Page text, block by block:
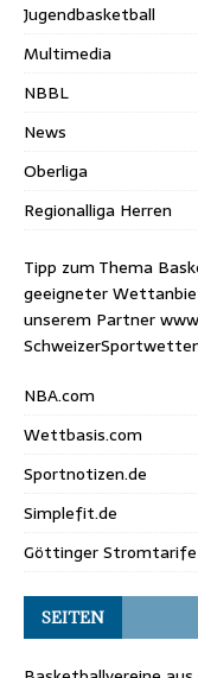
Jugendbasketball
Multimedia
NBBL
News
Oberliga
Regionalliga Herren
Tipp zum Thema
geeigneter
unserem Partner
NBA.com
Wettbasis.com
Sportnotizen.de
Simplefit.de
Göttinger Stromtarife
SEITEN